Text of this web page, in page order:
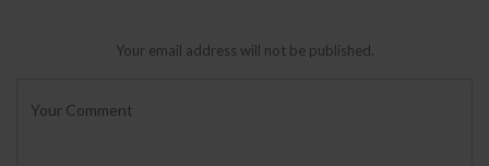
Your email address will not be published.